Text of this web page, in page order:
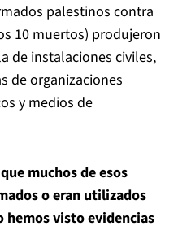
palestinos contra
10 muertos) produjeron
de instalaciones civiles,
de organizaciones
y medios de
muchos de esos
o eran utilizados
visto evidencias